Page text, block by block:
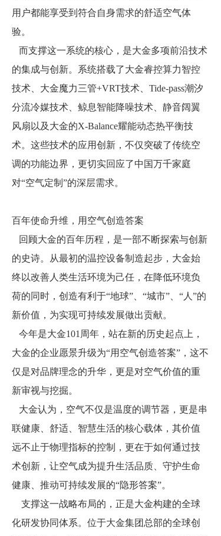
用户都能享受到符合自身需求的舒适空气体
验。
而支撑这一系统的核心，是大金多项前沿技术
的集成与创新。系统搭载了大金睿控算力智控
技术、大金魔力三管+VRT技术、Tide-pass潮汐
分流冷媒技术、鲸息智能降噪技术、静音阔翼
风扇以及大金的X-Balance耀能动态热平衡技
术。这些技术的应用创新，不仅突破了传统空
调的功能边界，更切实回应了中国万千家庭
对“空气定制”的深层需求。
百年使命升维，用空气创造答案
回顾大金的百年历程，是一部不断探索与创新
的史诗。从最初的温控设备制造起步，大金始
终以改善人类生活环境为己任，在降低环境负
荷的同时，创造有利于“地球”、“城市”、“人”的
新价值，为实现可持续发展做出贡献。
今年是大金101周年，站在新的历史起点上，
大金的企业愿景升级为“用空气创造答案”，这不
仅是对品牌理念的升华，更是对空气价值的重
新审视与挖掘。
大金认为，空气不仅是温度的调节器，更是串
联健康、舒适、智慧生活的核心载体，其价值
远不止于物理指标的控制，更在于如何通过技
术创新，让空气成为提升生活品质、守护生命
健康、推动可持续发展的“隐形答案”。
支撑这一战略布局的，正是大金构建的全球
化研发协同体系。位于大金集团总部的全球创